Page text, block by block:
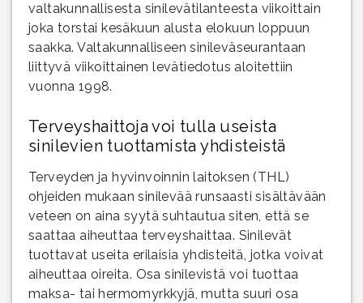
valtakunnallisesta sinilevätilanteesta viikoittain
joka torstai kesäkuun alusta elokuun loppuun
saakka. Valtakunnalliseen sinileväseurantaan
liittyvä viikoittainen levätiedotus aloitettiin
vuonna 1998.
Terveyshaittoja voi tulla useista
sinilevien tuottamista yhdisteistä
Terveyden ja hyvinvoinnin laitoksen (THL)
ohjeiden mukaan sinilevää runsaasti sisältävään
veteen on aina syytä suhtautua siten, että se
saattaa aiheuttaa terveyshaittaa. Sinilevät
tuottavat useita erilaisia yhdisteitä, jotka voivat
aiheuttaa oireita. Osa sinilevistä voi tuottaa
maksa- tai hermomyrkkyjä, mutta suuri osa